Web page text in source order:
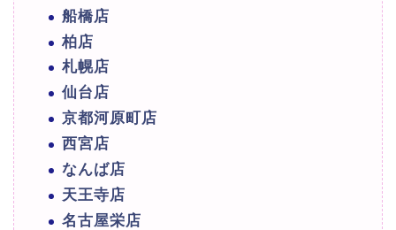
船橋店
柏店
札幌店
仙台店
京都河原町店
西宮店
なんば店
天王寺店
名古屋栄店